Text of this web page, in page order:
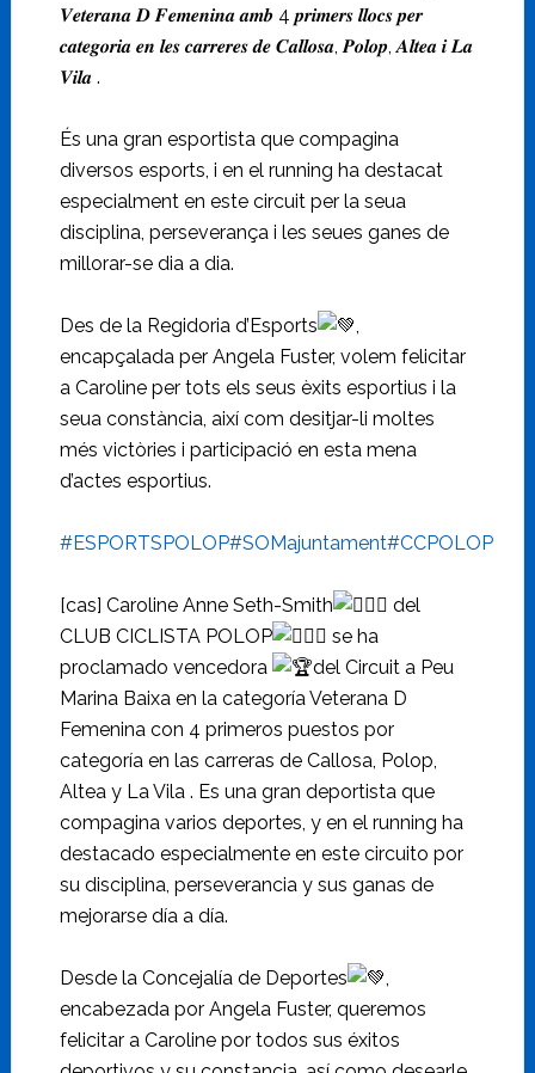
𝑽𝒆𝒕𝒆𝒓𝒂𝒏𝒂 𝑫 𝑭𝒆𝒎𝒆𝒏𝒊𝒏𝒂 𝒂𝒎𝒃 4 𝒑𝒓𝒊𝒎𝒆𝒓𝒔 𝒍𝒍𝒐𝒄𝒔 𝒑𝒆𝒓
𝒄𝒂𝒕𝒆𝒈𝒐𝒓𝒊𝒂 𝒆𝒏 𝒍𝒆𝒔 𝒄𝒂𝒓𝒓𝒆𝒓𝒆𝒔 𝒅𝒆 𝑪𝒂𝒍𝒍𝒐𝒔𝒂, 𝑷𝒐𝒍𝒐𝒑, 𝑨𝒍𝒕𝒆𝒂 𝒊 𝑳𝒂
𝑽𝒊𝒍𝒂 .
És una gran esportista que compagina
diversos esports, i en el running ha destacat
especialment en este circuit per la seua
disciplina, perseverança i les seues ganes de
millorar-se dia a dia.
Des de la Regidoria d’Esports
,
encapçalada per Angela Fuster, volem felicitar
a Caroline per tots els seus èxits esportius i la
seua constància, així com desitjar-li moltes
més victòries i participació en esta mena
d’actes esportius.
#ESPORTSPOLOP#SOMajuntament#CCPOLOP
[cas] Caroline Anne Seth-Smith
del
CLUB CICLISTA POLOP
se ha
proclamado vencedora
del Circuit a Peu
Marina Baixa en la categoría Veterana D
Femenina con 4 primeros puestos por
categoría en las carreras de Callosa, Polop,
Altea y La Vila . Es una gran deportista que
compagina varios deportes, y en el running ha
destacado especialmente en este circuito por
su disciplina, perseverancia y sus ganas de
mejorarse día a día.
Desde la Concejalía de Deportes
,
encabezada por Angela Fuster, queremos
felicitar a Caroline por todos sus éxitos